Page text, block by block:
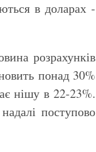
розрахунків
понад 30%
нішу в 22-23%.
поступово